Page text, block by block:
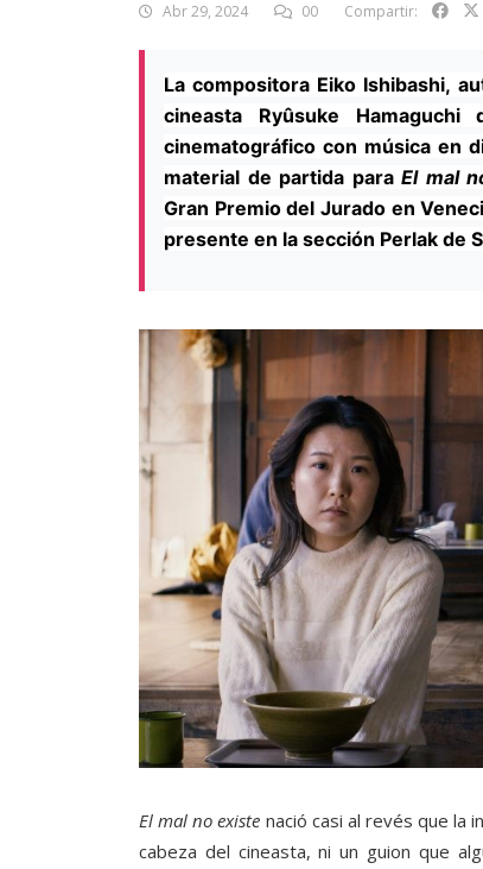
Abr 29, 2024 00 Compartir:
La compositora Eiko Ishibashi,
cineasta Ryûsuke
cinematográfico con música en
material de partida para El mal
Gran Premio del Jurado en
presente en la sección Perlak de
El mal no existe nació casi al revés que la
cabeza del cineasta, ni un guion que